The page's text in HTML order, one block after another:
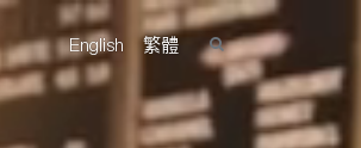
English 繁體